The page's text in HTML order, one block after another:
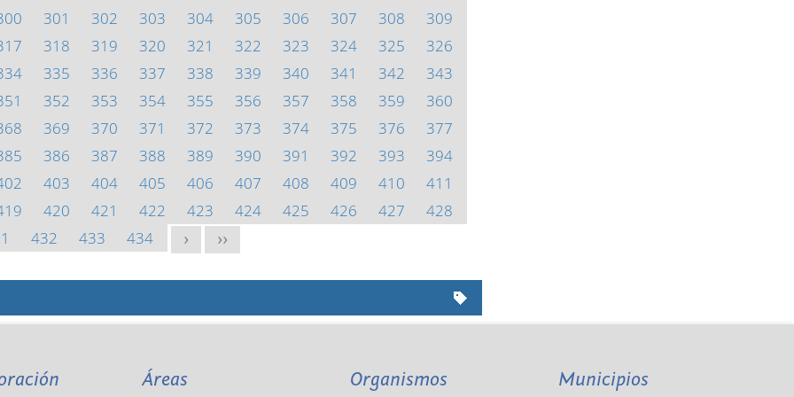
301 302 303 304 305 306 307 308
309
318 319 320 321 322 323 324 325
326
335 336 337 338 339 340 341 342
343
352 353 354 355 356 357 358 359
360
369 370 371 372 373 374 375 376
377
386 387 388 389 390 391 392 393
394
403 404 405 406 407 408 409 410
411
420 421 422 423 424 425 426 427
428
432 433 434 > >>
Áreas Organismos Municipios